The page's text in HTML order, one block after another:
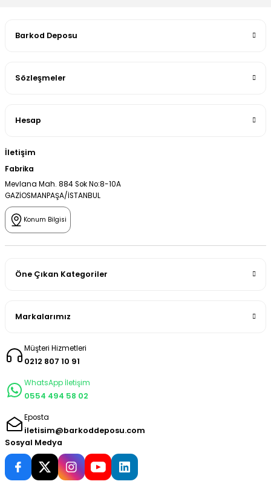
Barkod Deposu
Sözleşmeler
Hesap
İletişim
Fabrika
Mevlana Mah. 884 Sok No:8-10A
GAZİOSMANPAŞA/İSTANBUL
Konum Bilgisi
Öne Çıkan Kategoriler
Markalarımız
Müşteri Hizmetleri
0212 807 10 91
WhatsApp İletişim
0554 494 58 02
Eposta
iletisim@barkoddeposu.com
Sosyal Medya